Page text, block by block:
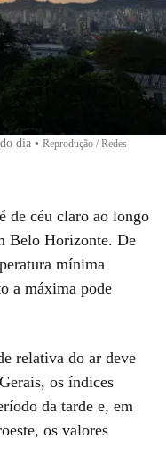
dia • Reprodução / Redes
de céu claro ao longo
Belo Horizonte. De
mínima
a máxima pode
relativa do ar deve
os índices
da tarde e, em
os valores